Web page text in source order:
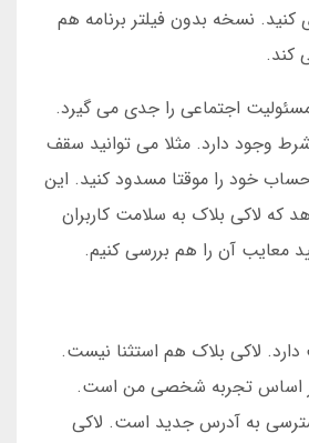
نسخه بدون فیلتر برنامه هم
کند.
اجتماعی را جدی می گیرد.
شرط وجود دارد. مثلا می توانید سقف
حساب خود را موقتا مسدود کنید. این
که لاکی بلاک به سلامت کاربران
معایب آن را هم بررسی کنیم.
لاکی بلاک هم استثنا نیست.
اساس تجربه شخصی من است.
به آدرس جدید است. لاکی